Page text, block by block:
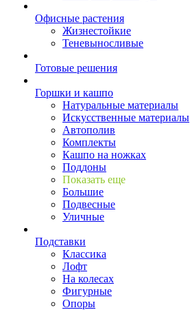
Офисные растения
Жизнестойкие
Теневыносливые
Готовые решения
Горшки и кашпо
Натуральные материалы
Искусственные материалы
Автополив
Комплекты
Кашпо на ножках
Поддоны
Показать еще
Большие
Подвесные
Уличные
Подставки
Классика
Лофт
На колесах
Фигурные
Опоры